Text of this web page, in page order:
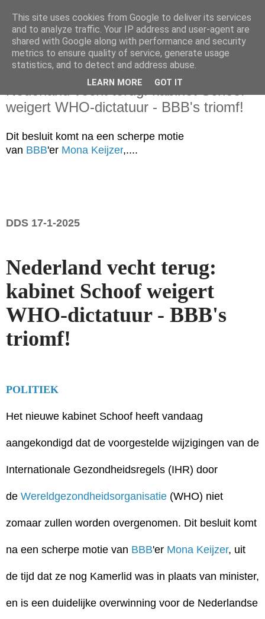
vrijdag 17 januari 2025
Nederland vecht terug: kabinet Schoof
weigert WHO-dictatuur - BBB's triomf!
Dit besluit komt na een scherpe motie
van BBB'er Mona Keijzer,....
DDS 17-1-2025
Nederland vecht terug:
kabinet Schoof weigert
WHO-dictatuur - BBB's
triomf!
POLITIEK
Het nieuwe kabinet Schoof heeft vandaag
aangekondigd dat de voorgestelde wijzigingen van de
Internationale Gezondheidsregels (IHR) door
de Wereldgezondheidsorganisatie (WHO) niet
zomaar zullen worden overgenomen. Dit besluit komt
na een scherpe motie van BBB'er Mona Keijzer, uit
de tijd dat ze nog Kamerlid was in plaats van minister,
en is een duidelijke overwinning voor de Nederlandse
This site uses cookies from Google to deliver its services
and to analyze traffic. Your IP address and user-agent are
shared with Google along with performance and security
metrics to ensure quality of service, generate usage
statistics, and to detect and address abuse.
LEARN MORE GOT IT